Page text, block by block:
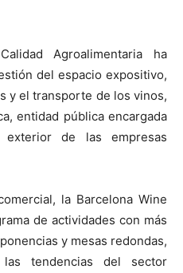
Agroalimentaria ha
del espacio expositivo,
y el transporte de los vinos,
entidad pública encargada
de las empresas
la Barcelona Wine
de actividades con más
y mesas redondas,
tendencias del sector